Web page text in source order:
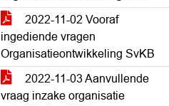
2022-11-02 Vooraf
ingediende vragen
Organisatieontwikkeling SvKB
2022-11-03 Aanvullende
vraag inzake organisatie